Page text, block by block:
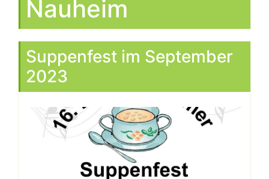
Nauheim
Suppenfest im September
2023